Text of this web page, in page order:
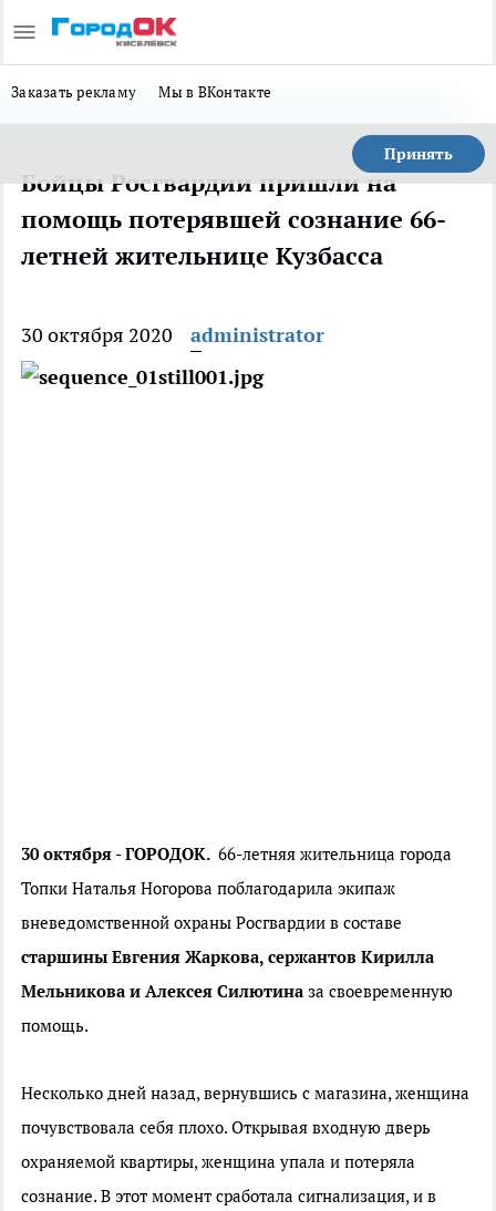
Заказать рекламу Мы в ВКонтакте
Принять
Бойцы Росгвардии пришли на
помощь потерявшей сознание 66-
летней жительнице Кузбасса
30 октября 2020 administrator
30 октября - ГОРОДОК. 66-летняя жительница города
Топки Наталья Ногорова поблагодарила экипаж
вневедомственной охраны Росгвардии в составе
старшины Евгения Жаркова, сержантов Кирилла
Мельникова и Алексея Силютина за своевременную
помощь.
Несколько дней назад, вернувшись с магазина, женщина
почувствовала себя плохо. Открывая входную дверь
охраняемой квартиры, женщина упала и потеряла
сознание. В этот момент сработала сигнализация, и в